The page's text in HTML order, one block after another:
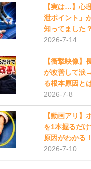
【実は…】心
泄ポイント」
知ってました？
2026-7-14
【衝撃映像】
が改善して涙
る根本原因と
2026-7-8
【動画アリ】
を1本握るだ
原因がわかる
2026-7-10